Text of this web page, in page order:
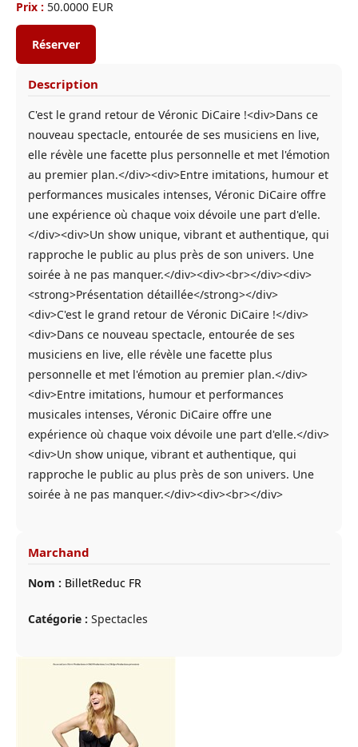
Prix : 50.0000 EUR
Réserver
Description
C'est le grand retour de Véronic DiCaire !<div>Dans ce
nouveau spectacle, entourée de ses musiciens en live,
elle révèle une facette plus personnelle et met l'émotion
au premier plan.</div><div>Entre imitations, humour et
performances musicales intenses, Véronic DiCaire offre
une expérience où chaque voix dévoile une part d'elle.
</div><div>Un show unique, vibrant et authentique, qui
rapproche le public au plus près de son univers. Une
soirée à ne pas manquer.</div><div><br></div><div>
<strong>Présentation détaillée</strong></div>
<div>C'est le grand retour de Véronic DiCaire !</div>
<div>Dans ce nouveau spectacle, entourée de ses
musiciens en live, elle révèle une facette plus
personnelle et met l'émotion au premier plan.</div>
<div>Entre imitations, humour et performances
musicales intenses, Véronic DiCaire offre une
expérience où chaque voix dévoile une part d'elle.</div>
<div>Un show unique, vibrant et authentique, qui
rapproche le public au plus près de son univers. Une
soirée à ne pas manquer.</div><div><br></div>
Marchand
Nom : BilletReduc FR
Catégorie : Spectacles